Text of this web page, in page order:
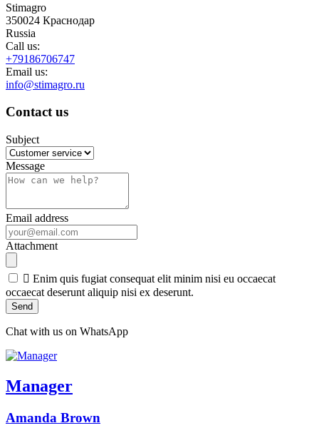
Stimagro
350024 Краснодар
Russia
Call us:
+79186706747
Email us:
info@stimagro.ru
Contact us
Subject
Message
Email address
Attachment
 Enim quis fugiat consequat elit minim nisi eu occaecat
occaecat deserunt aliquip nisi ex deserunt.
Chat with us on WhatsApp
Manager
Amanda Brown